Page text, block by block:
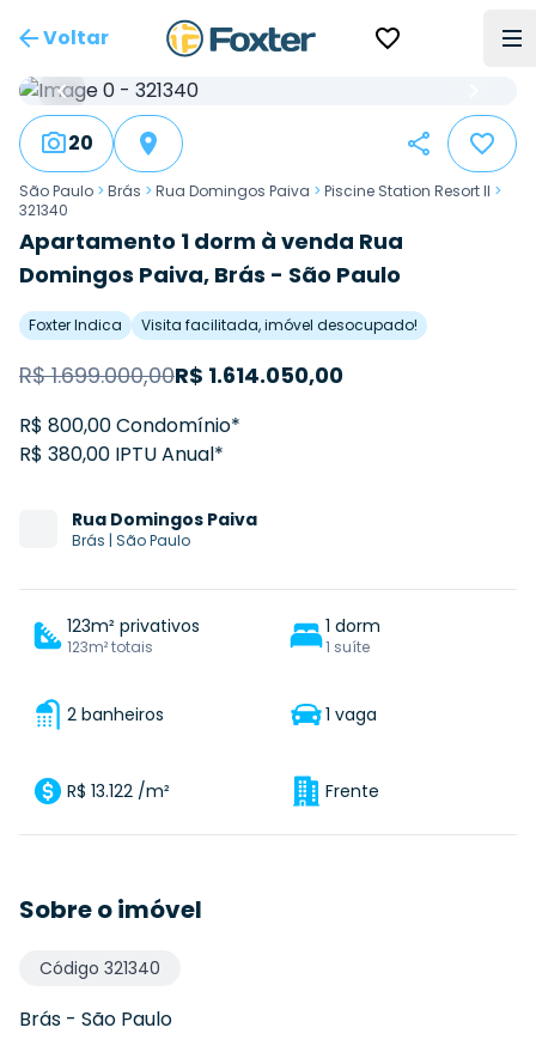
Voltar
20
São Paulo > Brás > Rua Domingos Paiva > Piscine Station Resort II >
321340
Apartamento 1 dorm à venda Rua
Domingos Paiva, Brás - São Paulo
Foxter Indica Visita facilitada, imóvel desocupado!
R$1.699.000,00R$ 1.614.050,00
R$ 800,00 Condomínio*
R$ 380,00 IPTU Anual*
Rua Domingos Paiva
Brás | São Paulo
123m² privativos
123m² totais
1 dorm
1 suíte
2 banheiros 1 vaga
R$ 13.122 /m² Frente
Sobre o imóvel
Código 321340
Brás - São Paulo